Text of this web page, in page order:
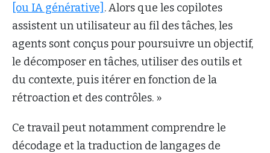
[ou IA générative] . Alors que les copilotes
assistent un utilisateur au fil des tâches, les
agents sont conçus pour poursuivre un objectif,
le décomposer en tâches, utiliser des outils et
du contexte, puis itérer en fonction de la
rétroaction et des contrôles. »
Ce travail peut notamment comprendre le
décodage et la traduction de langages de